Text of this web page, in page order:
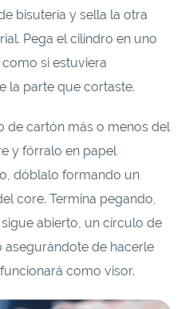
bisutería y sella la otra
Pega el cilindro en uno
si estuviera
la parte que cortaste.
de cartón más o menos del
y fórralo en papel
dóblalo formando un
core. Termina pegando,
abierto, un círculo de
de hacerle
como visor.